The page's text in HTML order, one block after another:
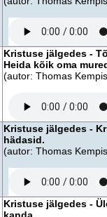
Kristuse jälgedes -
Heida kõik oma
(autor: Thomas
Kristuse jälgedes -
hädasid.
(autor: Thomas
Kristuse jälgedes -